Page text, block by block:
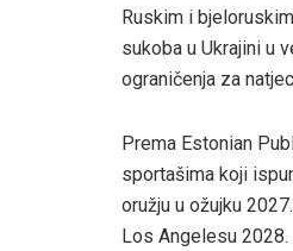
Ruskim i
sukoba u Ukrajini u
ograničenja za
Prema Estonian
sportašima koji
oružju u ožujku
Los Angelesu 2028.